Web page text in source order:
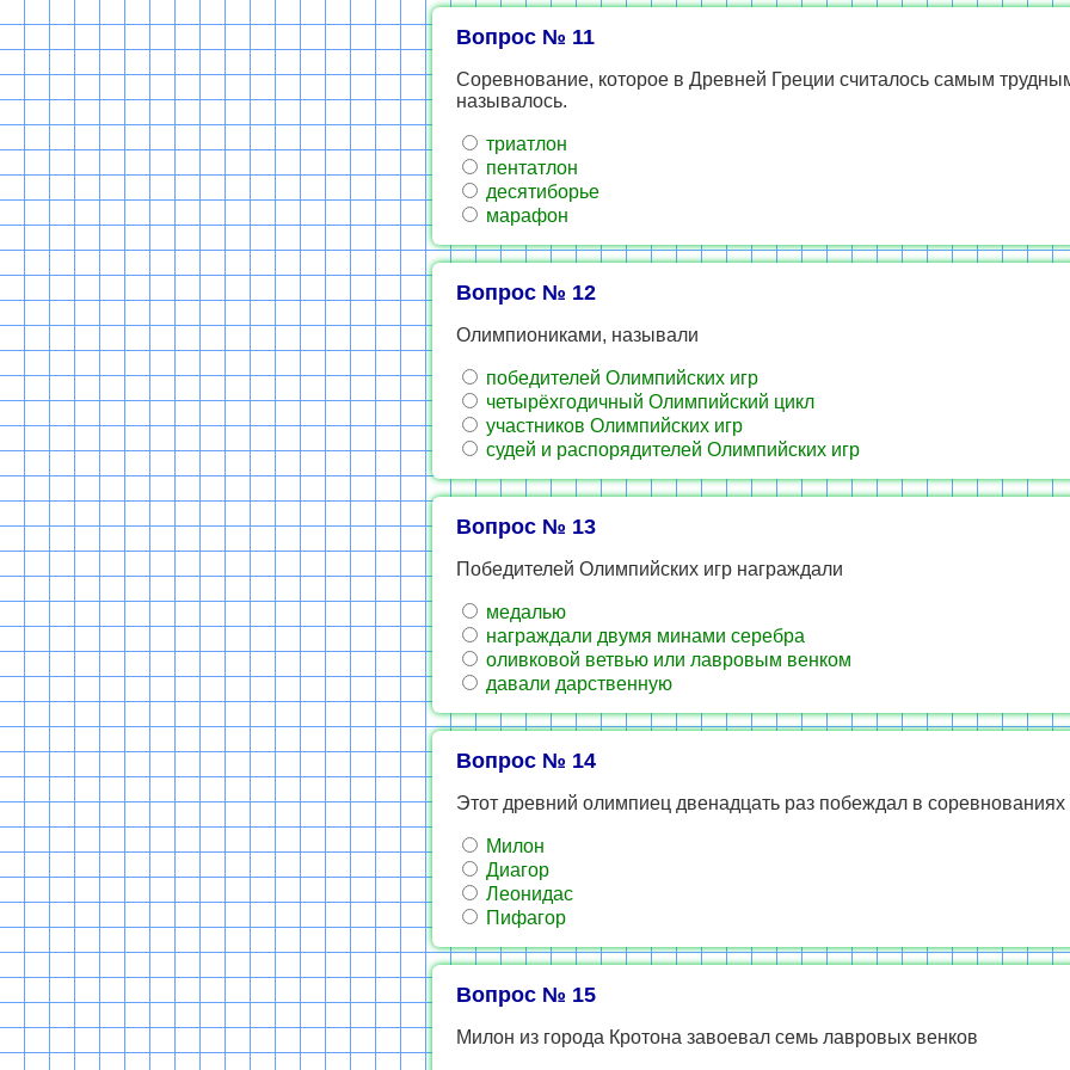
Вопрос № 11
Соревнование, которое в Древней Греции считалось самым
называлось.
триатлон
пентатлон
десятиборье
марафон
Вопрос № 12
Олимпиониками, называли
победителей Олимпийских игр
четырёхгодичный Олимпийский цикл
участников Олимпийских игр
судей и распорядителей Олимпийских игр
Вопрос № 13
Победителей Олимпийских игр награждали
медалью
награждали двумя минами серебра
оливковой ветвью или лавровым венком
давали дарственную
Вопрос № 14
Этот древний олимпиец двенадцать раз побеждал в соревнованиях
Милон
Диагор
Леонидас
Пифагор
Вопрос № 15
Милон из города Кротона завоевал семь лавровых венков